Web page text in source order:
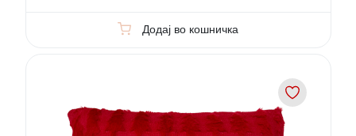
Додај во кошничка